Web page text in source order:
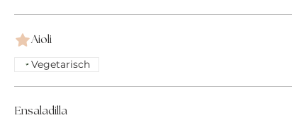
Aioli
Vegetarisch
Ensaladilla